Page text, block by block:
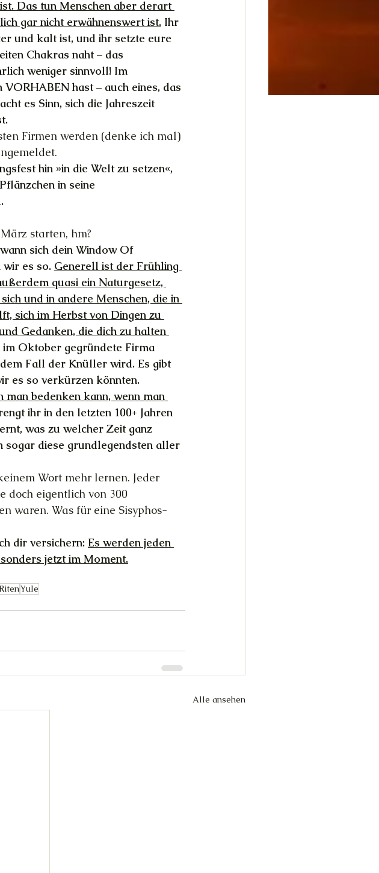
Das tun Menschen aber derart
gar nicht erwähnenswert ist. Ihr
und kalt ist, und ihr setzte eure
Chakras naht – das
weniger sinnvoll! Im
hast – auch eines, das
es Sinn, sich die Jahreszeit
Firmen werden (denke ich mal)
hin »in die Welt zu setzen«,
in seine
starten, hm?
sich dein Window Of
es so. Generell ist der Frühling
quasi ein Naturgesetz,
und in andere Menschen, die in
sich im Herbst von Dingen zu
Gedanken, die dich zu halten
im Oktober gegründete Firma
Fall der Knüller wird. Es gibt
es so verkürzen könnten.
bedenken kann, wenn man
ihr in den letzten 100+ Jahren
was zu welcher Zeit ganz
sogar diese grundlegendsten aller
Wort mehr lernen. Jeder
doch eigentlich von 300
waren. Was für eine Sisyphos-
dir versichern: Es werden jeden
jetzt im Moment.
RitenYule
Alle ansehen